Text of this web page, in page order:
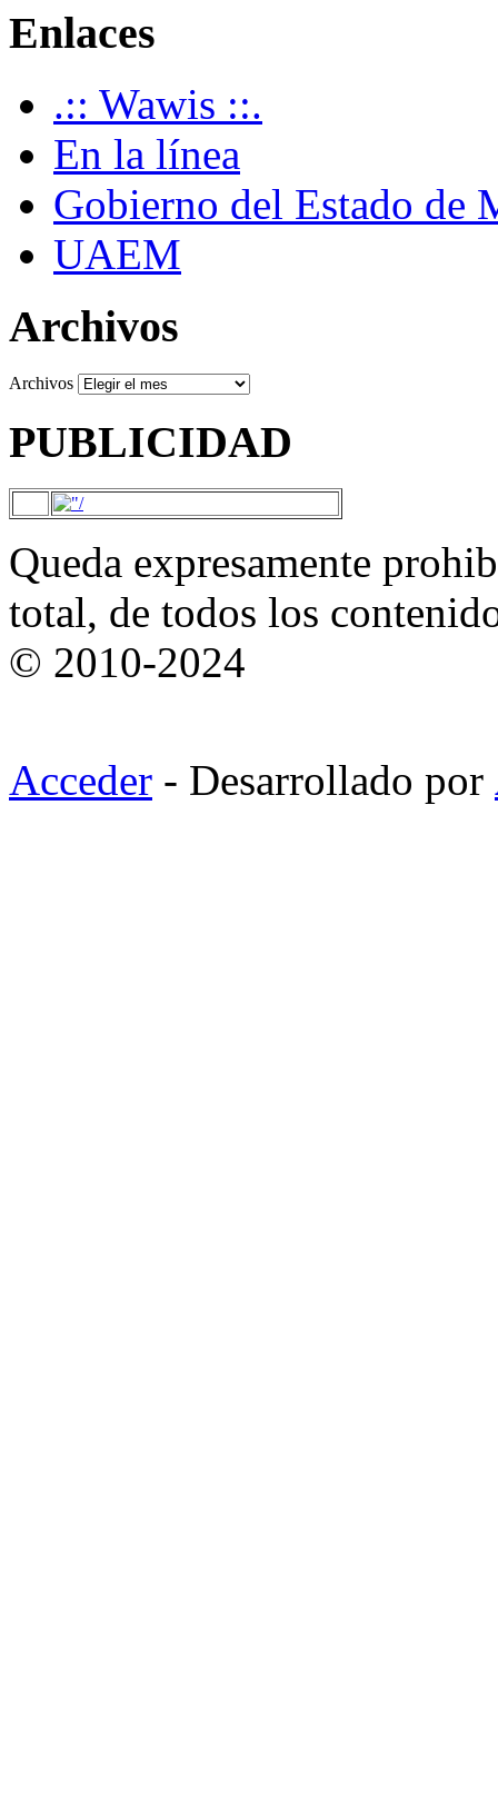
Enlaces
.:: Wawis ::.
En la línea
Gobierno del Estado de
UAEM
Archivos
Archivos
PUBLICIDAD
Queda expresamente
total, de todos los
© 2010-2024
Acceder - Desarrollado por